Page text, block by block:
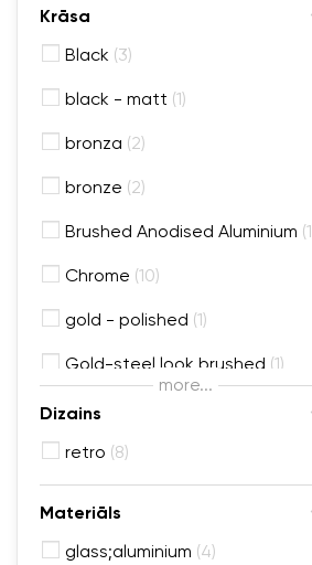
Krāsa
Black 3
black - matt 1
bronza 2
bronze 2
Brushed Anodised Aluminium 1
Chrome 10
gold - polished 1
Gold-steel look brushed 1
Graphite
Matt gold
Stainless-steel look brushed
more...
Dizains
retro 8
Materiāls
glass;aluminium 4